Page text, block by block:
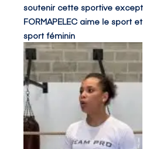
soutenir cette sportive
FORMAPELEC aime le sport
sport féminin